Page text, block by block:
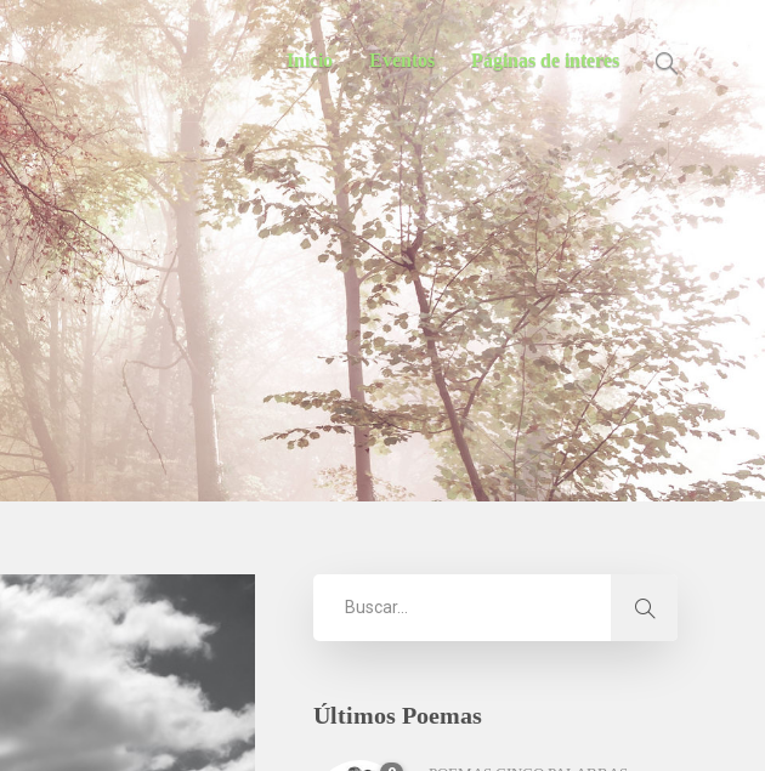
Inicio Eventos Páginas de interes
Últimos Poemas